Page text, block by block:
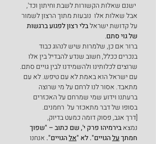
ישנם שאלות הקשורות לשבת וחיתון וכד',
אבל שאלות אלו  נובעות מתוך הרצון לשמור
על קדושת ישראל בלי רצון לפגוע ברגשות
של גוי סתם.
ברור אם כן, שלמרות שיש לנהוג כבוד
בנכרים ככלל, חשוב שנדע להבדיל בין אלו
שרוצים לכלותינו ולהשמידנו לבין גויים סתם.
עם ישראל הוא באמת לא עם טיפש. לא עם
מתאבד. אסור לנו לרחם על מי שרוצה
ברעתנו וידוע שמי שמרחם על האכזרים
בסופו של דבר מתאכזר על  רחמנים.
[דרך אגב, פסוק דומה כמעט בדיוק,
נמצא בירמיהו פרק י', שם כתוב – "שפוך
חמתך על הגויים". לא "אל הגויים". אנחנו